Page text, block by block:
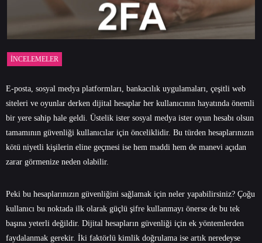
İNCELEMELER
E-posta, sosyal medya platformları, bankacılık uygulamaları, çeşitli web
siteleri ve oyunlar derken dijital hesaplar her kullanıcının hayatında önemli
bir yere sahip hale geldi. Üstelik ister sosyal medya ister oyun hesabı olsun
tamamının güvenliği kullanıcılar için önceliklidir. Bu türden hesaplarınızın
kötü niyetli kişilerin eline geçmesi ise hem maddi hem de manevi açıdan
zarar görmenize neden olabilir.
Peki bu hesaplarınızın güvenliğini sağlamak için neler yapabilirsiniz? Çoğu
kullanıcı bu noktada ilk olarak güçlü şifre kullanmayı önerse de bu tek
başına yeterli değildir. Dijital hesapların güvenliği için ek yöntemlerden
faydalanmak gerekir. İki faktörlü kimlik doğrulama ise artık neredeyse